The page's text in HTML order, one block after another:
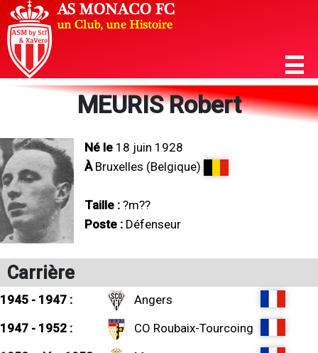
MEURIS Robert
Né le 18 juin 1928
ÀBruxelles (Belgique)
Taille : ?m??
Poste : Défenseur
Carrière
1945 - 1947 :
Angers
1947 - 1952 :
CO Roubaix-Tourcoing